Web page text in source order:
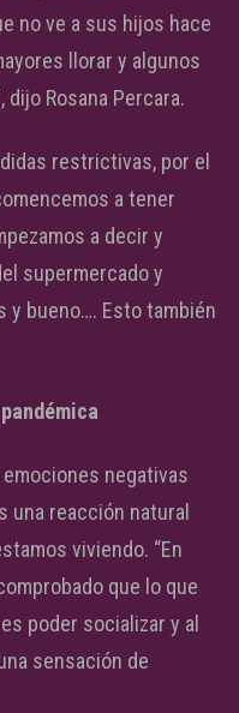
no ve a sus hijos hace
llorar y algunos
dijo Rosana Percara.
restrictivas, por el
a tener
a decir y
supermercado y
y bueno…. Esto también
negativas
una reacción natural
viviendo. “En
que lo que
poder socializar y al
sensación de